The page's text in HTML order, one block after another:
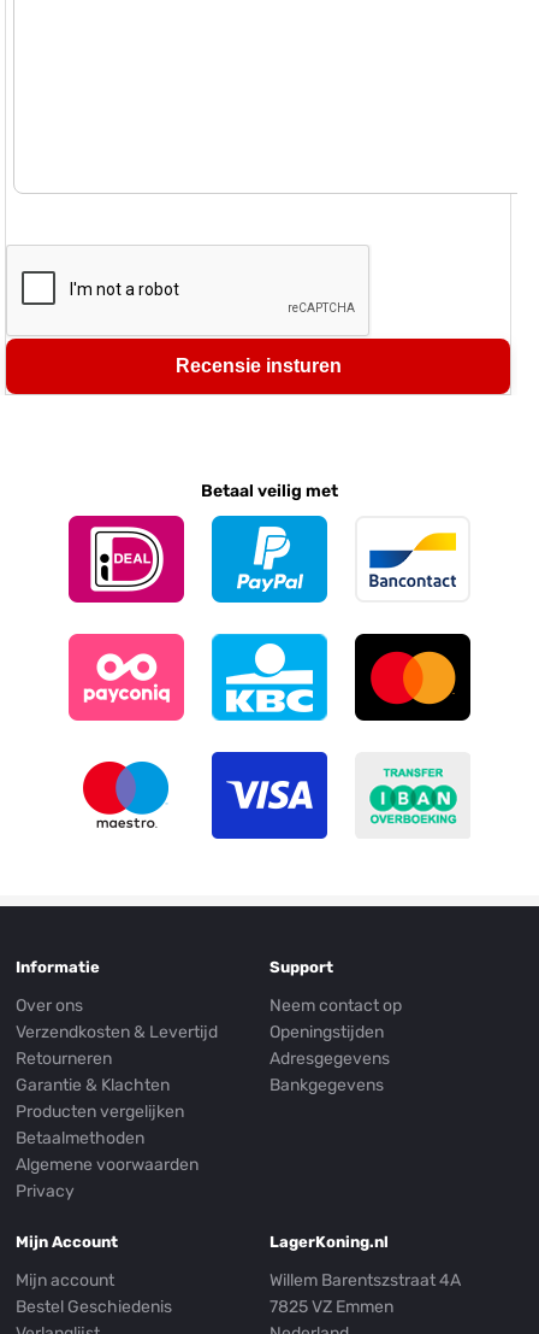
Recensie insturen
Betaal veilig met
Informatie
Over ons
Verzendkosten & Levertijd
Retourneren
Garantie & Klachten
Producten vergelijken
Betaalmethoden
Algemene voorwaarden
Privacy
Support
Neem contact op
Openingstijden
Adresgegevens
Bankgegevens
Mijn Account
Mijn account
Bestel Geschiedenis
LagerKoning.nl
Willem Barentszstraat 4A
7825 VZ Emmen